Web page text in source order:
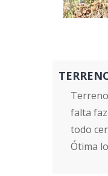
falta
todo
Ótima